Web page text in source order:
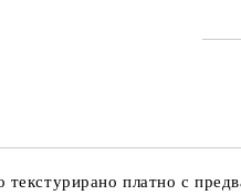
платно с